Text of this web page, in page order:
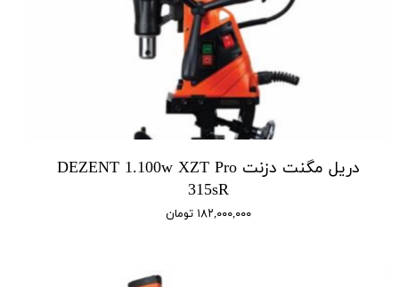
دریل مگنت دزنت DEZENT 1.100w XZT Pro
315sR
۱۸۲,۰۰۰,۰۰۰ تومان